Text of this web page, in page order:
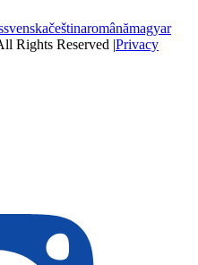
svenskačeštinaromânămagyar
Rights Reserved |Privacy